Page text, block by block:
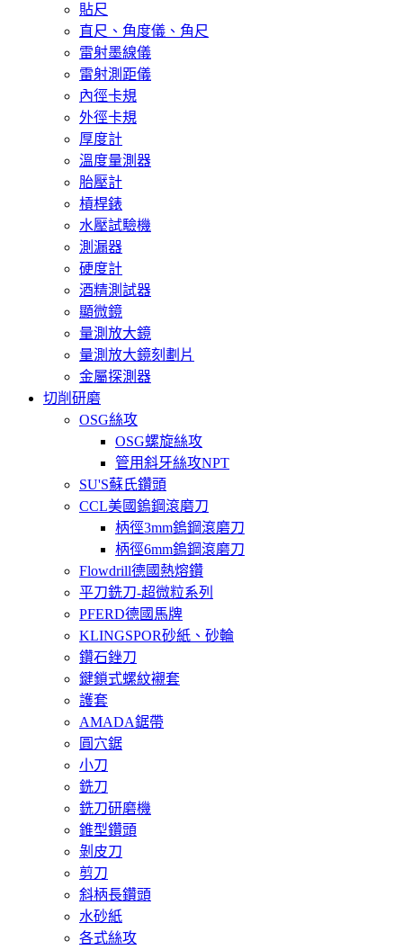
貼尺
直尺、角度儀、角尺
雷射墨線儀
雷射測距儀
內徑卡規
外徑卡規
厚度計
溫度量測器
胎壓計
槓桿錶
水壓試驗機
測漏器
硬度計
酒精測試器
顯微鏡
量測放大鏡
量測放大鏡刻劃片
金屬探測器
切削研磨
OSG絲攻
OSG螺旋絲攻
管用斜牙絲攻NPT
SU'S蘇氏鑽頭
CCL美國鎢鋼滾磨刀
柄徑3mm鎢鋼滾磨刀
柄徑6mm鎢鋼滾磨刀
Flowdrill德國熱熔鑽
平刀銑刀-超微粒系列
PFERD德國馬牌
KLINGSPOR砂紙、砂輪
鑽石銼刀
鍵鎖式螺紋襯套
護套
AMADA鋸帶
圓穴鋸
小刀
銑刀
銑刀研磨機
錐型鑽頭
剝皮刀
剪刀
斜柄長鑽頭
水砂紙
各式絲攻